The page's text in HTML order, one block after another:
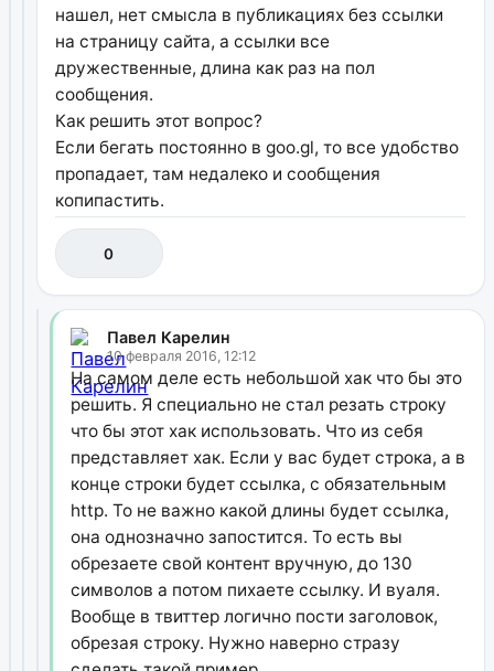
нашел, нет смысла в публикациях без ссылки
на страницу сайта, а ссылки все
дружественные, длина как раз на пол
сообщения.
Как решить этот вопрос?
Если бегать постоянно в goo.gl, то все удобство
пропадает, там недалеко и сообщения
копипастить.
0
Павел Карелин
10 февраля 2016, 12:12
На самом деле есть небольшой хак что бы это
решить. Я специально не стал резать строку
что бы этот хак использовать. Что из себя
представляет хак. Если у вас будет строка, а в
конце строки будет ссылка, с обязательным
http. То не важно какой длины будет ссылка,
она однозначно запостится. То есть вы
обрезаете свой контент вручную, до 130
символов а потом пихаете ссылку. И вуаля.
Вообще в твиттер логично пости заголовок,
обрезая строку. Нужно наверно стразу